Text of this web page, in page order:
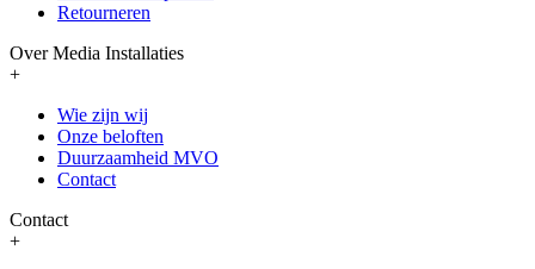
Retourneren
Over Media Installaties
+
Wie zijn wij
Onze beloften
Duurzaamheid MVO
Contact
Contact
+